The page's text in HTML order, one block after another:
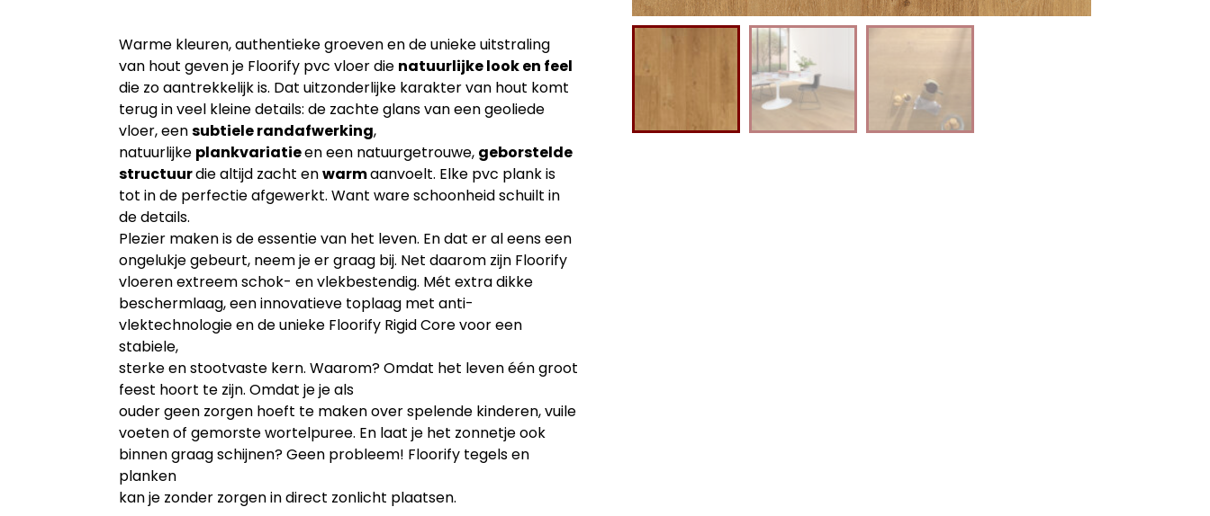
Warme kleuren, authentieke groeven en de unieke uitstraling
van hout geven je Floorify pvc vloer die natuurlijke look en feel
die zo aantrekkelijk is. Dat uitzonderlijke karakter van hout komt
terug in veel kleine details: de zachte glans van een geoliede
vloer, eensubtiele randafwerking,
natuurlijke plankvariatieen een natuurgetrouwe, geborstelde
structuurdie altijd zacht enwarmaanvoelt. Elke pvc plank is
tot in de perfectie afgewerkt. Want ware schoonheid schuilt in
de details.
Plezier maken is de essentie van het leven. En dat er al eens een
ongelukje gebeurt, neem je er graag bij. Net daarom zijn Floorify
vloeren extreem schok- en vlekbestendig. Mét extra dikke
beschermlaag, een innovatieve toplaag met anti-
vlektechnologie en de unieke Floorify Rigid Core voor een
stabiele,
sterke en stootvaste kern. Waarom? Omdat het leven één groot
feest hoort te zijn. Omdat je je als
ouder geen zorgen hoeft te maken over spelende kinderen, vuile
voeten of gemorste wortelpuree. En laat je het zonnetje ook
binnen graag schijnen? Geen probleem! Floorify tegels en
planken
kan je zonder zorgen in direct zonlicht plaatsen.